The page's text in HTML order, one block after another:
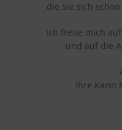
die Sie sich
Ich freue mich
und auf die
Ihre Karin